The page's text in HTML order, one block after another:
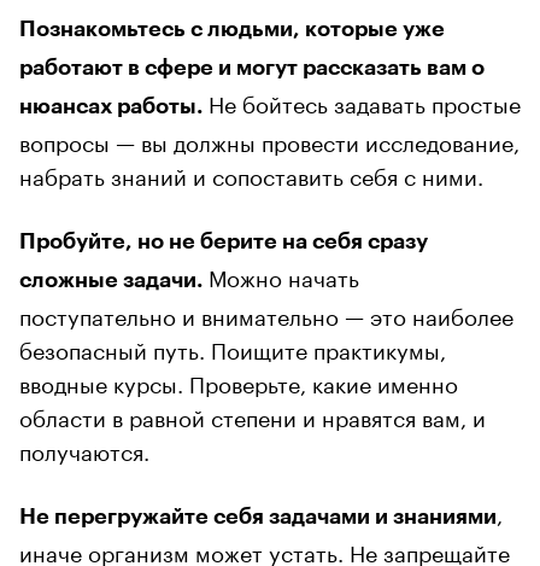
Познакомьтесь с людьми, которые уже
работают в сфере и могут рассказать вам о
нюансах работы. Не бойтесь задавать простые
вопросы — вы должны провести исследование,
набрать знаний и сопоставить себя с ними.
Пробуйте, но не берите на себя сразу
сложные задачи. Можно начать
поступательно и внимательно — это наиболее
безопасный путь. Поищите практикумы,
вводные курсы. Проверьте, какие именно
области в равной степени и нравятся вам, и
получаются.
Не перегружайте себя задачами и знаниями
иначе организм может устать. Не запрещайте